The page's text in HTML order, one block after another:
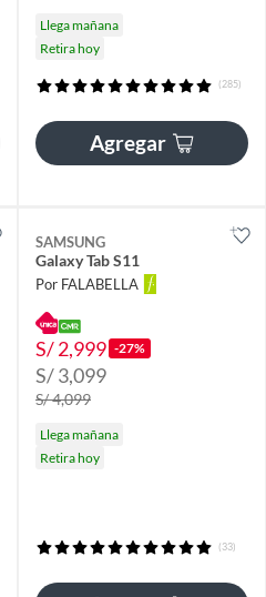
Llega mañana
Retira hoy
(285)
Agregar
SAMSUNG
Galaxy Tab S11
Por FALABELLA
S/ 2,999 -27%
S/ 3,099
S/ 4,099
Llega mañana
Retira hoy
(33)